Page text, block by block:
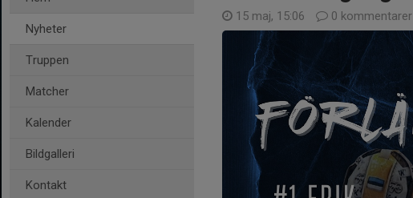
Nyheter
Truppen
Matcher
Kalender
Bildgalleri
Kontakt
15 maj, 15:06 0 kommentarer